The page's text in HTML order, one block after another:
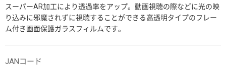
スーパーAR加工により透過率をアップ。動画視聴の際などに光の映
り込みに邪魔されずに視聴することができる高透明タイプのフレー
ム付き画面保護ガラスフィルムです。
JANコード